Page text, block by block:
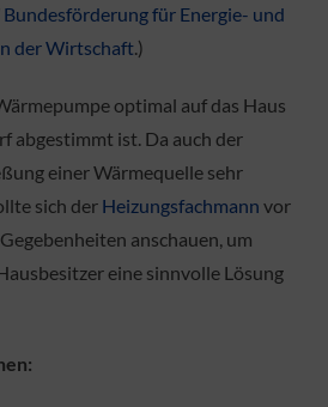
Bundesförderung für Energie- und
der Wirtschaft.)
optimal auf das Haus
abgestimmt ist. Da auch der
einer Wärmequelle sehr
sich der Heizungsfachmann vor
anschauen, um
eine sinnvolle Lösung